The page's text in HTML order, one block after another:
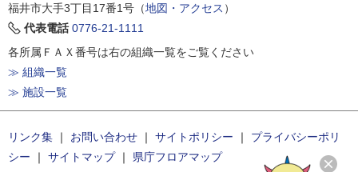
福井市大手3丁目17番1号（地図・アクセス ）
代表電話 0776-21-1111
各所属ＦＡＸ番号は右の組織一覧をご覧ください
≫ 組織一覧
≫ 施設一覧
リンク集 ｜ お問い合わせ ｜ サイトポリシー ｜
プライバシーポリ
シー ｜ サイトマップ｜ 県庁フロアマップ